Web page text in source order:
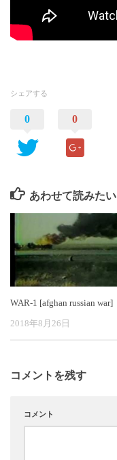
シェアする
0 0
あわせて読みたい
WAR-1 [afghan russian war]
2018年8月26日
コメントを残す
コメント